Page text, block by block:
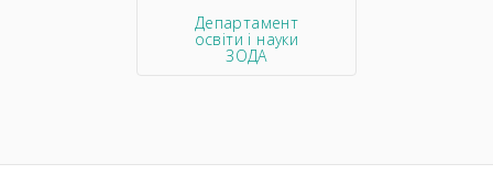
Департамент
освіти і науки
ЗОДА